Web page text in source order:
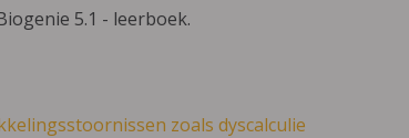
5.1 - leerboek.
zoals dyscalculie